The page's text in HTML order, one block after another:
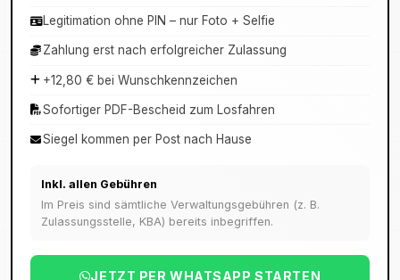
Legitimation ohne PIN – nur Foto + Selfie
Zahlung erst nach erfolgreicher Zulassung
+12,80 € bei Wunschkennzeichen
Sofortiger PDF-Bescheid zum Losfahren
Siegel kommen per Post nach Hause
Inkl. allen Gebühren
Im Preis sind sämtliche Verwaltungsgebühren (z. B.
Zulassungsstelle, KBA) bereits inbegriffen.
JETZT PER WHATSAPP STARTEN